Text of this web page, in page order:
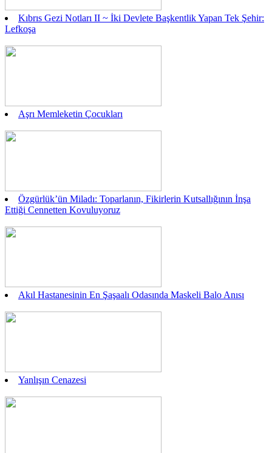
Kıbrıs Gezi Notları II ~ İki Devlete Başkentlik Yapan Tek Şehir:
Lefkoşa
Aşrı Memleketin Çocukları
Özgürlük’ün Miladı: Toparlanın, Fikirlerin Kutsallığının İnşa
Ettiği Cennetten Kovuluyoruz
Akıl Hastanesinin En Şaşaalı Odasında Maskeli Balo Anısı
Yanlışın Cenazesi